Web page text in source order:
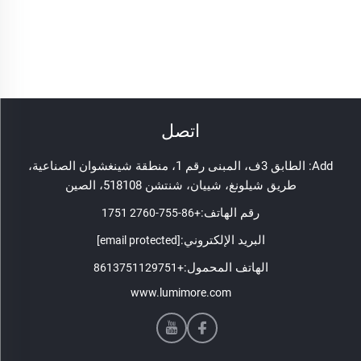
اتصل
Add: الطابق 3ف، المبنى رقم 1، منطقة شينغشوان الصناعية،
طريق شيلونغ، شييان، شنتشن 518108، الصين
رقم الهاتف:+86-755-2760 1751
البريد الإلكتروني:[email protected]
الهاتف المحمول:+8613751129751
www.lumimore.com